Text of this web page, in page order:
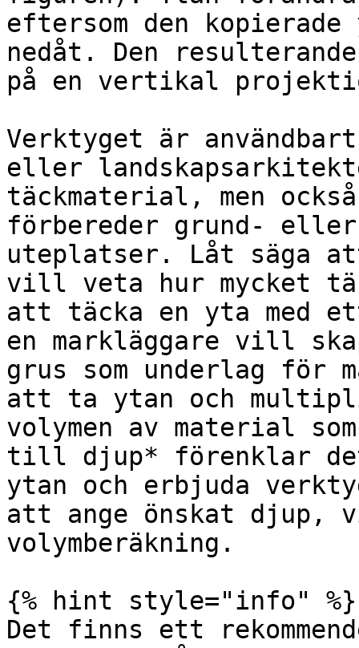
eftersom den
nedåt. Den
på en vertikal
Verktyget är
eller
täckmaterial, men
förbereder grund-
uteplatser. Låt säga
vill veta hur mycket
att täcka en yta med
en markläggare vill
grus som underlag för
att ta ytan och
volymen av material
till djup* förenklar
ytan och erbjuda
att ange önskat
volymberäkning.
{% hint style="info" %}
Det finns ett